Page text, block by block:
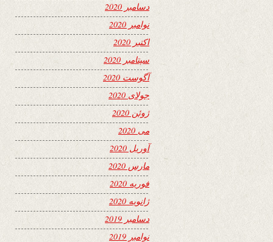
دسامبر 2020
نوامبر 2020
اکتبر 2020
سپتامبر 2020
آگوست 2020
جولای 2020
ژوئن 2020
می 2020
آوریل 2020
مارس 2020
فوریه 2020
ژانویه 2020
دسامبر 2019
نوامبر 2019